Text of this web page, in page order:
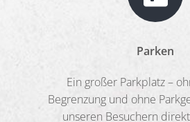
Parken
Ein großer Parkplatz –
Begrenzung und ohne
unseren Besuchern